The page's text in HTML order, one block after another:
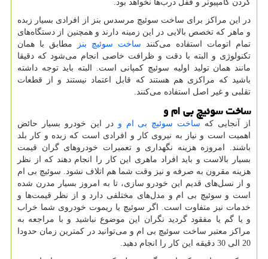
کردن کامپیوتر و قفل درب‌ها نخواهد بود.
در این مراکز برای ساخت سوئیچ مرسدس بنز از افرادی بسیار زبده
و ماهر که تخصص بالایی در این زمینه دارند و همچنین از دستگاه‌های
تمام اتومات استفاده می‌کنند ساخت سوئیچ بنز
مطابق با همان
تکنولوژی و البته با دقت و ظرافت خاصی انجام می‌شود که دقیقا
مانند همان تولید اولیه سوئیچ کمپانی است. البته باید توجه داشته
باشید که مراکزی هم هستند که قابل اعتماد نیستند و از قطعات
تقلبی و غیر اصل استفاده می‌کنند.
ساخت سوئیچ بی ام و
از آنجایی که ساخت سوئیچ بی ام و در این خودرو بسیار حائض
اهمیت است و نیاز به نیروی کار و افرادی است که زبده و کار بلد
باشند. امروزه هزینه نگهداری و تعمیرات خودروهای گران قیمت
بسیار بالاست و باید افراد ماهری این کار را انجام دهند که از نظر
هزینه مقرون به صرفه و نیز وقت شما هم اتلاف نشود. سوئیچ بی ام
و از نسل‌های قدیم این خودرو سازی، تا به امروز بسیار مدرن شده
است و سوئیچ بی ام و مدل‌های مختلفی دارد و از نظر قیمت‌ها و
خدمات نیز متفاوت است. اگر سوئیچ یا ریموت خودروی شما خراب
و یا گم یا مفقود گردید نگران این موضوع نباشید و با مراجعه به
مراکز معتبر ساخت سوئیچ بی ام و می‌توانید در کمترین زمان حدودا
20 الی 30 دقیقه این کار را انجام دهید.